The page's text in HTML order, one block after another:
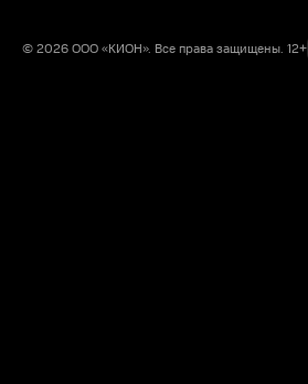
© 2026 ООО «КИОН». Все права защищены. 12+